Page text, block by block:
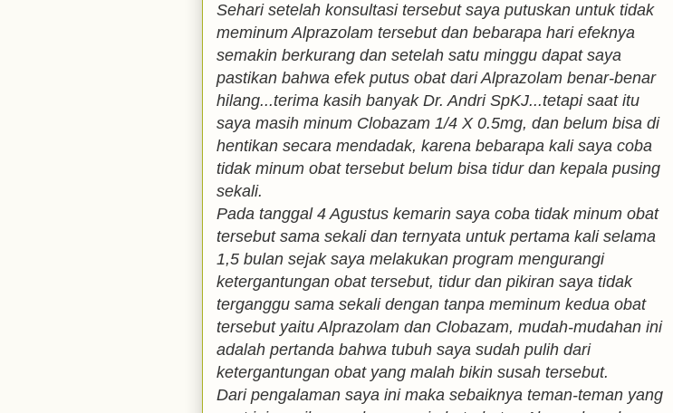
Sehari setelah konsultasi tersebut saya putuskan untuk tidak
meminum Alprazolam tersebut dan bebarapa hari efeknya
semakin berkurang dan setelah satu minggu dapat saya
pastikan bahwa efek putus obat dari Alprazolam benar-benar
hilang...terima kasih banyak Dr. Andri SpKJ...tetapi saat itu
saya masih minum Clobazam 1/4 X 0.5mg, dan belum bisa di
hentikan secara mendadak, karena bebarapa kali saya coba
tidak minum obat tersebut belum bisa tidur dan kepala pusing
sekali.
Pada tanggal 4 Agustus kemarin saya coba tidak minum obat
tersebut sama sekali dan ternyata untuk pertama kali selama
1,5 bulan sejak saya melakukan program mengurangi
ketergantungan obat tersebut, tidur dan pikiran saya tidak
terganggu sama sekali dengan tanpa meminum kedua obat
tersebut yaitu Alprazolam dan Clobazam, mudah-mudahan ini
adalah pertanda bahwa tubuh saya sudah pulih dari
ketergantungan obat yang malah bikin susah tersebut.
Dari pengalaman saya ini maka sebaiknya teman-teman yang